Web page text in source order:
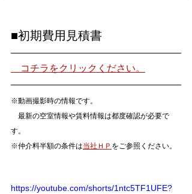
■初期費用見積書
コチラをクリックください。
※動画撮影時の情報です。
最新の空室情報や賃料情報は都度確認が必要で
す。
※仲介料半額の条件は当社ＨＰ をご参照ください。
https://youtube.com/shorts/1ntc5TF1UFE?